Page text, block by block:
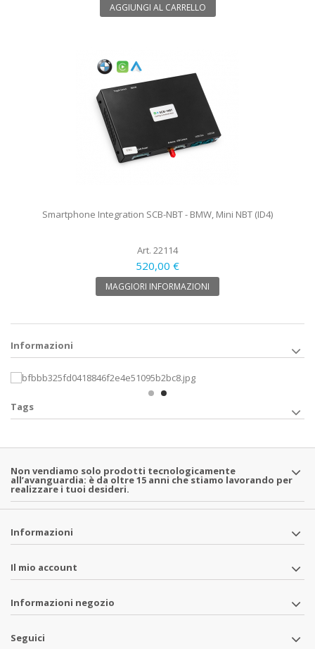
AGGIUNGI AL CARRELLO
Smartphone Integration SCB-NBT - BMW, Mini NBT (ID4)
Art. 22114
520,00 €
MAGGIORI INFORMAZIONI
Informazioni
Tags
Non vendiamo solo prodotti tecnologicamente
all’avanguardia: è da oltre 15 anni che stiamo lavorando per
realizzare i tuoi desideri.
Informazioni
Il mio account
Informazioni negozio
Seguici